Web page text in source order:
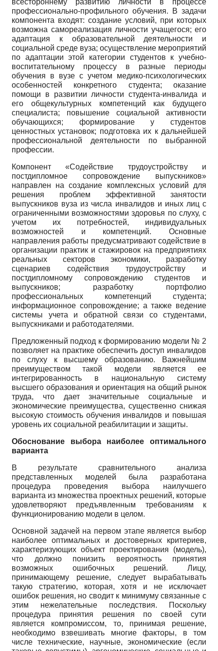
всестороннему развитию личности в процессе
профессионально-профильного обучения. В задачи
компонента входят: создание условий, при которых
возможна самореализация личности учащегося; его
адаптация к образовательной деятельности и
социальной среде вуза; осуществление мероприятий
по адаптации этой категории студентов к учебно-
воспитательному процессу в разные периоды
обучения в вузе с учетом медико-психологических
особенностей конкретного студента; оказание
помощи в развитии личности студента-инвалида и
его общекультурных компетенций как будущего
специалиста; повышение социальной активности
обучающихся; формирование у студентов
ценностных установок; подготовка их к дальнейшей
профессиональной деятельности по выбранной
профессии.
Компонент «Содействие трудоустройству и
постдипломное сопровождение выпускников»
направлен на создание комплексных условий для
решения проблем эффективной занятости
выпускников вуза из числа инвалидов и иных лиц с
ограниченными возможностями здоровья по слуху, с
учетом их потребностей, индивидуальных
возможностей и компетенций. Основные
направления работы предусматривают содействие в
организации практик и стажировок на предприятиях
реальных секторов экономики, разработку
сценариев содействия трудоустройству и
постдипломному сопровождению студентов и
выпускников; разработку портфолио
профессиональных компетенций студента;
информационное сопровождение; а также ведение
системы учета и обратной связи со студентами,
выпускниками и работодателями.
Предложенный подход к формированию модели № 2
позволяет на практике обеспечить доступ инвалидов
по слуху к высшему образованию. Важнейшим
преимуществом такой модели является ее
интегрированность в национальную систему
высшего образования и ориентация на общий рынок
труда, что дает значительные социальные и
экономические преимущества, существенно снижая
высокую стоимость обучения инвалидов и повышая
уровень их социальной реабилитации и защиты.
Обоснование выбора наиболее оптимального
варианта
В результате сравнительного анализа
представленных моделей была разработана
процедура проведения выбора наилучшего
варианта из множества проектных решений, которые
удовлетворяют предъявленным требованиям к
функционированию модели в целом.
Основной задачей на первом этапе является выбор
наиболее оптимальных и достоверных критериев,
характеризующих объект проектирования (модель),
что должно понизить вероятность принятия
возможных ошибочных решений. Лицу,
принимающему решение, следует вырабатывать
такую стратегию, которая, хотя и не исключает
ошибок решения, но сводит к минимуму связанные с
этим нежелательные последствия. Поскольку
процедура принятия решения по своей сути
является компромиссом, то, принимая решение,
необходимо взвешивать многие факторы, в том
числе технические, научные, экономические (если